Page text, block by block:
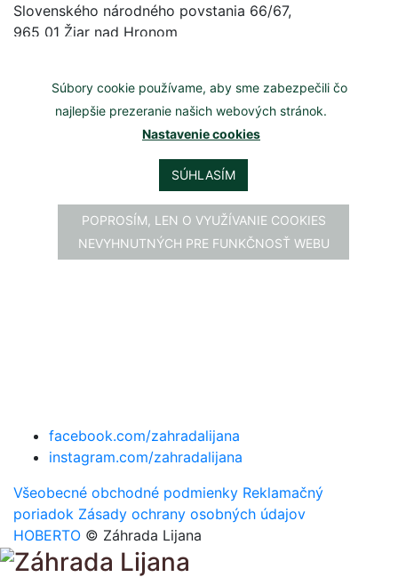
Slovenského národného povstania 66/67,
965 01 Žiar nad Hronom
Mgr. Peter Lipták (mladší)
zahradalijana@gmail.com
Otváracie hodiny
Pondelok - Piatok 8:00 - 16:00
Sobota 8:00 - 11:30
facebook.com/zahradalijana
instagram.com/zahradalijana
Všeobecné obchodné podmienky Reklamačný
poriadok Zásady ochrany osobných údajov
HOBERTO © Záhrada Lijana
Súbory cookie používame, aby sme zabezpečili čo
najlepšie prezeranie našich webových stránok.
Nastavenie cookies
SÚHLASÍM
POPROSÍM, LEN O VYUŽÍVANIE COOKIES
NEVYHNUTNÝCH PRE FUNKČNOSŤ WEBU